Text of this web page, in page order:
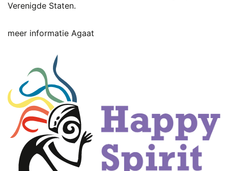
Verenigde Staten.
meer informatie Agaat